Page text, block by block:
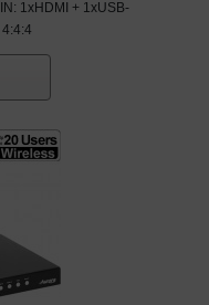
1xHDMI + 1xUSB-